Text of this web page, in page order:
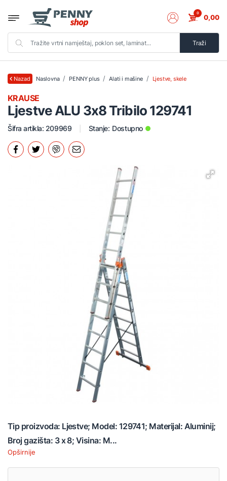
Traži
0 0,00
Nazad Naslovna PENNY plus Alati i mašine Ljestve, skele
Ljestve ALU 3x8 Tribilo 129741
KRAUSE
Šifra artikla: 209969 Stanje: Dostupno
Tip proizvoda: Ljestve; Model: 129741; Materijal: Aluminij;
Broj gazišta: 3 x 8; Visina: M...
Opširnije